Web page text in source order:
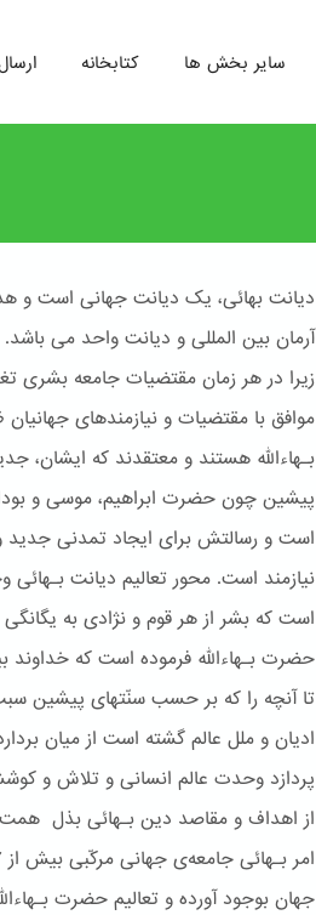
کتابخانه سایر بخش ها
دیانت بهائی، یک دیانت جهانی است و
آرمان بین المللی و دیانت واحد می
زیرا در هر زمان مقتضیات جامعه بشری
موافق با مقتضیات و نیازمندهای
بـهاءالله هستند و معتقدند که ایشان،
پیشین چون حضرت ابراهیم، موسی و
است و رسالتش برای ایجاد تمدنی
نیازمند است. محور تعالیم دیانت
است که بشر از هر قوم و نژادی به
حضرت بـهاءالله فرموده است که خداوند
تا آنچه را که بر حسب سنّتهای پیشین
ادیان و ملل عالم گشته است از میان
پردازد وحدت عالم انسانی و تلاش و
از اهداف و مقاصد دین بـهائی بذل
جهان بوجود آورده و تعالیم حضرت